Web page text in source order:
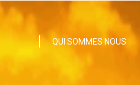
QUI SOMMES NOUS